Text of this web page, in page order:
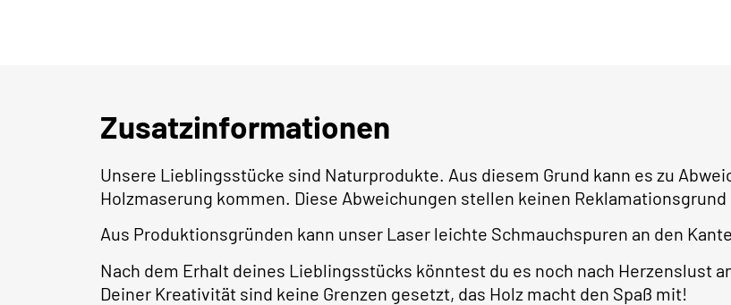
Zusatzinformationen
Unsere Lieblingsstücke sind Naturprodukte. Aus diesem Grund kann es zu
Holzmaserung kommen. Diese Abweichungen stellen keinen Reklamationsgrund
Aus Produktionsgründen kann unser Laser leichte Schmauchspuren an den
Nach dem Erhalt deines Lieblingsstücks könntest du es noch nach Herzenslust
Deiner Kreativität sind keine Grenzen gesetzt, das Holz macht den Spaß mit!